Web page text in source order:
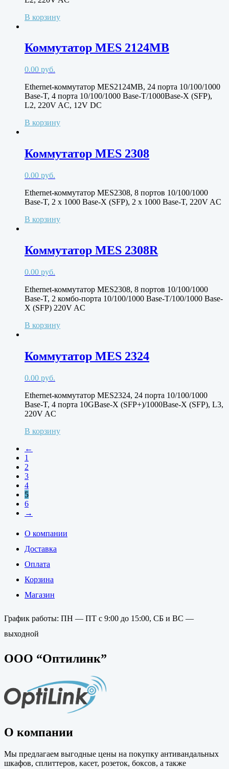
В корзину
Коммутатор MES 2124МВ
0.00 руб.
Ethernet-коммутатор MES2124MB, 24 порта 10/100/1000
Base-T, 4 порта 10/100/1000 Base-T/1000Base-X (SFP),
L2, 220V AC, 12V DC
В корзину
Коммутатор MES 2308
0.00 руб.
Ethernet-коммутатор MES2308, 8 портов 10/100/1000
Base-T, 2 х 1000 Base-X (SFP), 2 x 1000 Base-T, 220V AC
В корзину
Коммутатор MES 2308R
0.00 руб.
Ethernet-коммутатор MES2308, 8 портов 10/100/1000
Base-T, 2 комбо-порта 10/100/1000 Base-T/100/1000 Base-
X (SFP) 220V AC
В корзину
Коммутатор MES 2324
0.00 руб.
Ethernet-коммутатор MES2324, 24 порта 10/100/1000
Base-T, 4 порта 10GBase-X (SFP+)/1000Base-X (SFP), L3,
220V AC
В корзину
←
1
2
3
4
5
6
→
О компании
Доставка
Оплата
Корзина
Магазин
График работы: ПН — ПТ с 9:00 до 15:00, СБ и ВС —
выходной
ООО “Оптилинк”
О компании
Мы предлагаем выгодные цены на покупку антивандальных
шкафов, сплиттеров, касет, розеток, боксов, а также